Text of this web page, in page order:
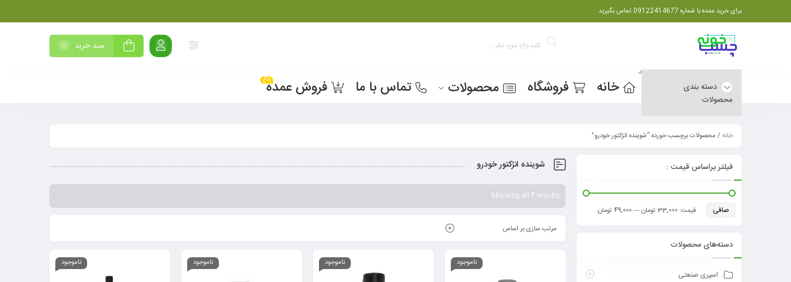
برای خرید عمده با شماره 09122414677 تماس بگیرید
سبد خرید 0
دسته بندی
محصولات
خانه فروشگاه محصولات تماس با ما فروش عمدهداغ
خانه/ محصولات برچسب خورده “شوینده انژکتور خودرو”
شوینده انژکتور خودرو
Showing all 4 results
مرتب سازی بر اساس
ناموجود ناموجود ناموجود ناموجود
فیلتر براساس قیمت :
صافی قيمت: 33,000 تومان —49,000 تومان
دسته‌های محصولات
اسپری صنعتی